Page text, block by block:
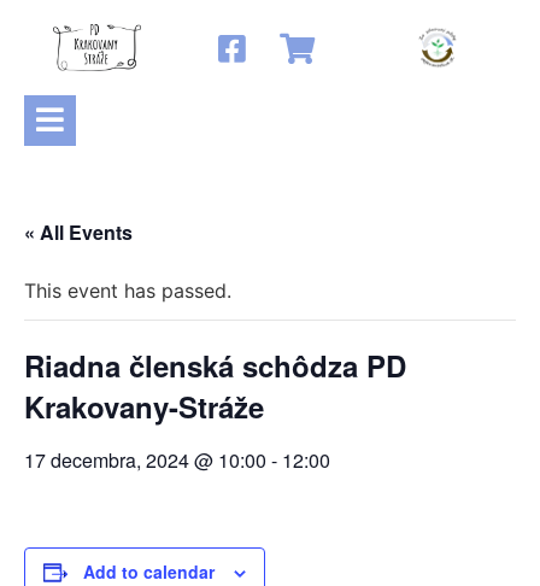
« All Events
This event has passed.
Riadna členská schôdza PD
Krakovany-Stráže
17 decembra, 2024 @ 10:00 - 12:00
Add to calendar